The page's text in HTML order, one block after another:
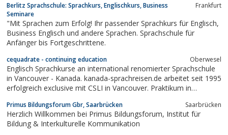
Berlitz Sprachschule: Sprachkurs, Englischkurs, Business
Seminare
Frankfurt
"Mit Sprachen zum Erfolg! Ihr passender Sprachkurs für Englisch,
Business Englisch und andere Sprachen. Sprachschule für
Anfänger bis Fortgeschrittene.
cequadrate - continuing education Oberwesel
Englisch Sprachkurse an international renomierter Sprachschule
in Vancouver - Kanada. kanada-sprachreisen.de arbeitet seit 1995
erfolgreich exclusive mit CSLI in Vancouver. Praktikum in
Business Kompetenzen.
Primus Bildungsforum Gbr, Saarbrücken Saarbrücken
Herzlich Willkommen bei Primus Bildungsforum, Institut für
Bildung & Interkulturelle Kommunikation